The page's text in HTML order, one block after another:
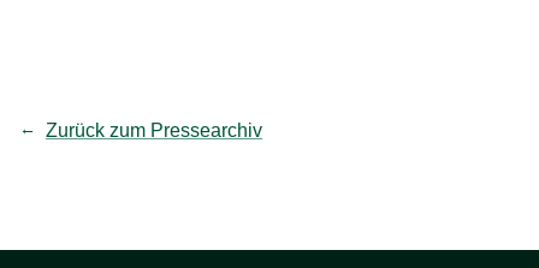
Zurück zum Pressearchiv